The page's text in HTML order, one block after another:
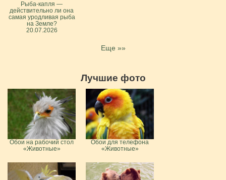
Рыба-капля —
действительно ли она
самая уродливая рыба
на Земле?
20.07.2026
Еще »»
Лучшие фото
Обои на рабочий стол
«Животные»
Обои для телефона
«Животные»